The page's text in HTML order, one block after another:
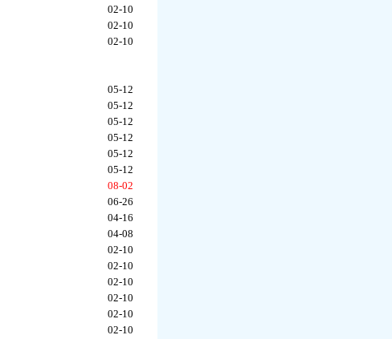
02-10
02-10
02-10
05-12
05-12
05-12
05-12
05-12
05-12
08-02
06-26
04-16
04-08
02-10
02-10
02-10
02-10
02-10
02-10